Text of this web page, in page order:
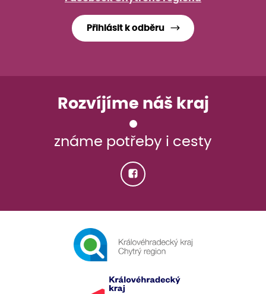
Přihlásit k odběru
Rozvíjíme náš kraj
známe potřeby i cesty